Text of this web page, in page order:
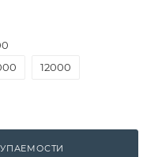
12000